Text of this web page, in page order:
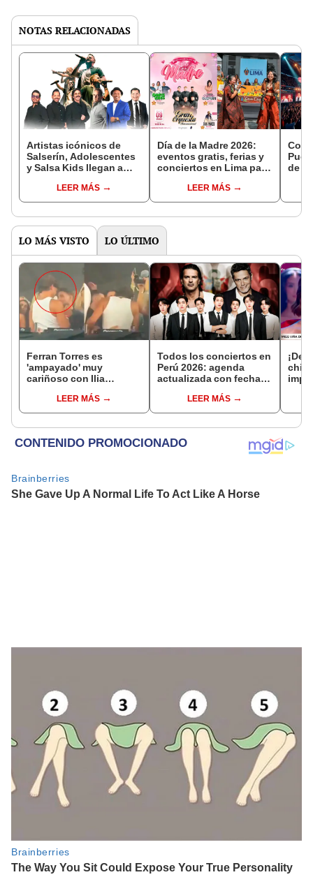
NOTAS RELACIONADAS
Artistas icónicos de
Salserín, Adolescentes
y Salsa Kids llegan a
venta de entradas para
el show ‘La trilogía de
LEER MÁS
Día de la Madre 2026:
eventos gratis, ferias y
conciertos en Lima para
LEER MÁS
de la
LO MÁS VISTO LO ÚLTIMO
Ferran Torres es
'ampayado' muy
cariñoso con Ilia
artes marciales, y
desata gran revuelo en
LEER MÁS
Todos los conciertos en
Perú 2026: agenda
actualizada con fechas,
LEER MÁS